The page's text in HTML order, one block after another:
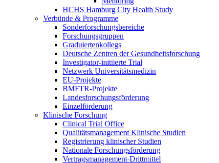
HCHS Hamburg City Health Study
Verbünde & Programme
Sonderforschungsbereiche
Forschungsgruppen
Graduiertenkollegs
Deutsche Zentren der Gesundheitsforschung
Investigator-initiierte Trial
Netzwerk Universitätsmedizin
EU-Projekte
BMFTR-Projekte
Landesforschungsförderung
Einzelförderung
Klinische Forschung
Clinical Trial Office
Qualitätsmanagement Klinische Studien
Registrierung klinischer Studien
Nationale Forschungsförderung
Vertragsmanagement-Drittmittel